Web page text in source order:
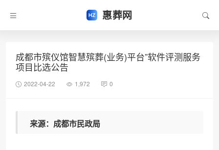
惠葬网
成都市殡仪馆智慧殡葬(业务)平台”软件评测服务
项目比选公告
2022-04-22 1,972 0
来源：成都市民政局